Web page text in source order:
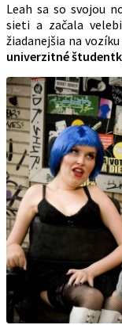
Leah sa so svojou
sieti a začala
žiadanejšia na
univerzitné